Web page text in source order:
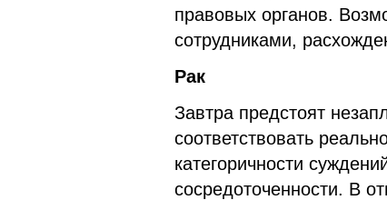
правовых органов.
сотрудниками,
Рак
Завтра предстоят
соответствовать
категоричности
сосредоточенности. В